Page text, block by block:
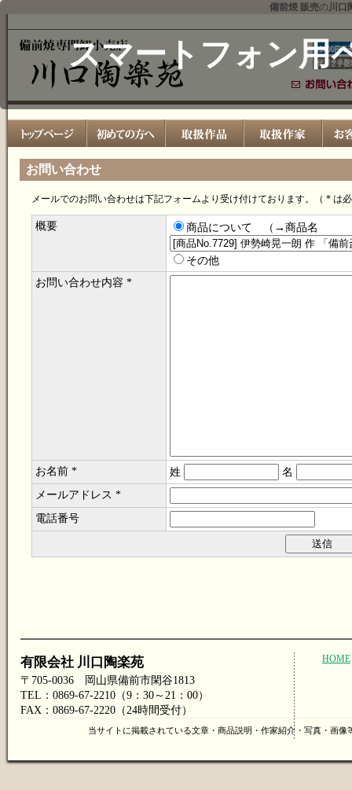
備前焼 販売の川口
スマートフォン用
お問い合わせ
メールでのお問い合わせは下記フォームより受け付けております。（ * は
概要 商品について （→商品名
その他
お問い合わせ内容 *
お名前 * 姓
名
メールアドレス *
電話番号
有限会社 川口陶楽苑
〒705-0036 岡山県備前市閑谷1813
TEL：0869-67-2210（9：30～21：00）
FAX：0869-67-2220（24時間受付）
HOME
当サイトに掲載されている文章・商品説明・作家紹介・写真・画